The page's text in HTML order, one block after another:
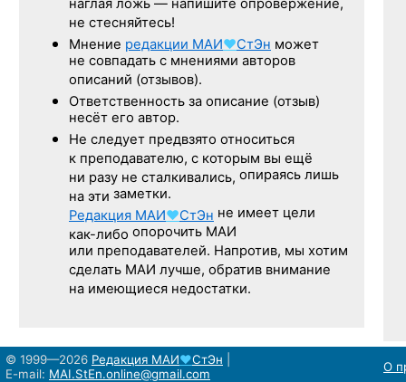
наглая ложь — напишите опровержение,
не стесняйтесь!
Мнение редакции МАИ♥СтЭн может
не совпадать с мнениями авторов
описаний (отзывов).
Ответственность за описание (отзыв)
несёт его автор.
Не следует предвзято относиться
к преподавателю, с которым вы ещё
ни разу не сталкивались, опираясь лишь
на эти заметки.
Редакция МАИ♥СтЭн не имеет цели
как-либо опорочить МАИ
или преподавателей. Напротив, мы хотим
сделать МАИ лучше, обратив внимание
на имеющиеся недостатки.
© 1999—2026 Редакция МАИ♥СтЭн
E-mail: MAI.StEn.online@gmail.com О